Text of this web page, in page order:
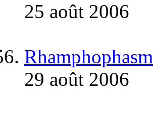
25 août 2006
29 août 2006